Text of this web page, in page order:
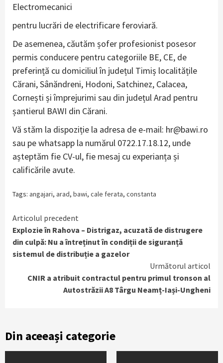
Electromecanici
pentru lucrări de electrificare feroviară.
De asemenea, căutăm șofer profesionist posesor
permis conducere pentru categoriile BE, CE, de
preferință cu domiciliul în județul Timiș localitățile
Cărani, Sânăndreni, Hodoni, Satchinez, Calacea,
Cornești și împrejurimi sau din județul Arad pentru
șantierul BAWI din Cărani.
Vă stăm la dispoziție la adresa de e-mail: hr@bawi.ro
sau pe whatsapp la numărul 0722.17.18.12, unde
așteptăm fie CV-ul, fie mesaj cu experianța și
calificările avute.
Tags: angajari, arad, bawi, cale ferata, constanta
Continue
Reading
Articolul precedent
Explozie în Rahova – Distrigaz, acuzată de distrugere
din culpă: Nu a întreținut în condiții de siguranță
sistemul de distribuție a gazelor
Următorul articol
CNIR a atribuit contractul pentru primul tronson al
Autostrăzii A8 Târgu Neamț-Iași-Ungheni
Din aceeași categorie